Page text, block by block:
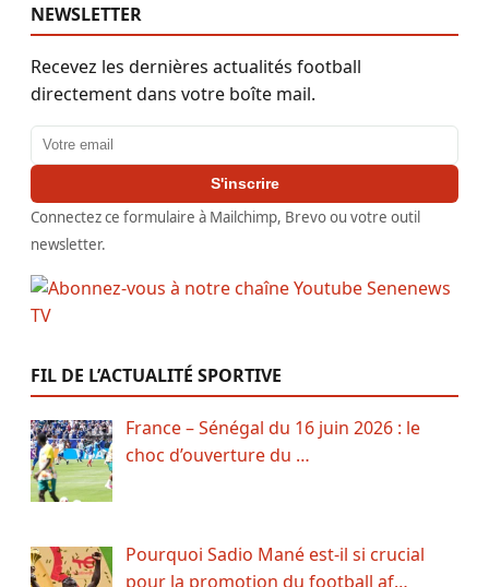
NEWSLETTER
Recevez les dernières actualités football
directement dans votre boîte mail.
Adresse email
S'inscrire
Connectez ce formulaire à Mailchimp, Brevo ou votre outil
newsletter.
FIL DE L’ACTUALITÉ SPORTIVE
France – Sénégal du 16 juin 2026 : le
choc d’ouverture du …
Pourquoi Sadio Mané est-il si crucial
pour la promotion du football af…